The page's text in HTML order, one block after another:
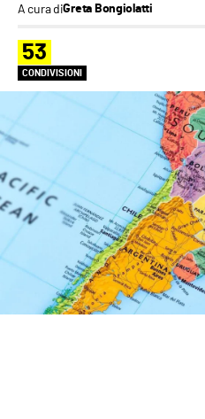
A cura diGreta Bongiolatti
53
CONDIVISIONI